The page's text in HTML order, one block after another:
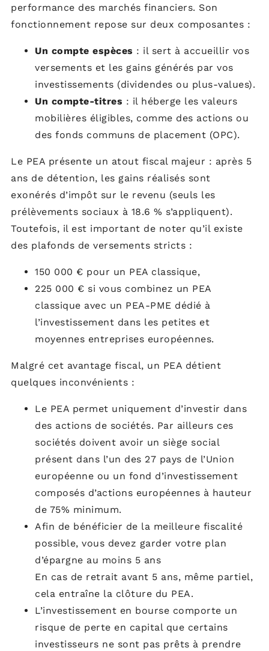
performance des marchés financiers. Son
fonctionnement repose sur deux composantes :
Un compte espèces : il sert à accueillir vos
versements et les gains générés par vos
investissements (dividendes ou plus-values).
Un compte-titres : il héberge les valeurs
mobilières éligibles, comme des actions ou
des fonds communs de placement (OPC).
Le PEA présente un atout fiscal majeur : après 5
ans de détention, les gains réalisés sont
exonérés d’impôt sur le revenu (seuls les
prélèvements sociaux à 18.6 % s’appliquent).
Toutefois, il est important de noter qu’il existe
des plafonds de versements stricts :
150 000 € pour un PEA classique,
225 000 € si vous combinez un PEA
classique avec un PEA-PME dédié à
l’investissement dans les petites et
moyennes entreprises européennes.
Malgré cet avantage fiscal, un PEA détient
quelques inconvénients :
Le PEA permet uniquement d’investir dans
des actions de sociétés. Par ailleurs ces
sociétés doivent avoir un siège social
présent dans l’un des 27 pays de l’Union
européenne ou un fond d’investissement
composés d’actions européennes à hauteur
de 75% minimum.
Afin de bénéficier de la meilleure fiscalité
possible, vous devez garder votre plan
d’épargne au moins 5 ans
En cas de retrait avant 5 ans, même partiel,
cela entraîne la clôture du PEA.
L’investissement en bourse comporte un
risque de perte en capital que certains
investisseurs ne sont pas prêts à prendre